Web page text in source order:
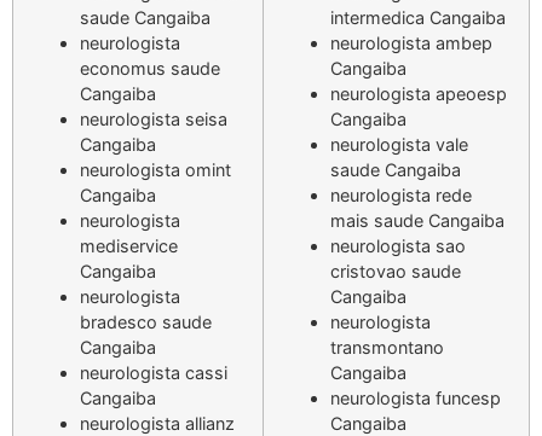
saude Cangaiba
neurologista
economus saude
Cangaiba
neurologista seisa
Cangaiba
neurologista omint
Cangaiba
neurologista
mediservice
Cangaiba
neurologista
bradesco saude
Cangaiba
neurologista cassi
Cangaiba
neurologista allianz
intermedica Cangaiba
neurologista ambep
Cangaiba
neurologista apeoesp
Cangaiba
neurologista vale
saude Cangaiba
neurologista rede
mais saude Cangaiba
neurologista sao
cristovao saude
Cangaiba
neurologista
transmontano
Cangaiba
neurologista funcesp
Cangaiba